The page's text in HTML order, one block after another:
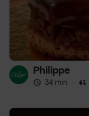
Philippe
34 min ·